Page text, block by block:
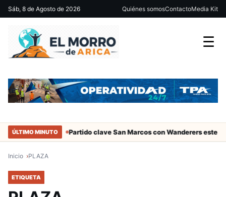
Sáb, 8 de Agosto de 2026 Quiénes somosContactoMedia Kit
☰
ÚLTIMO MINUTO
de Arica Partido clave San Marcos con Wanderers este
Inicio PLAZA
ETIQUETA